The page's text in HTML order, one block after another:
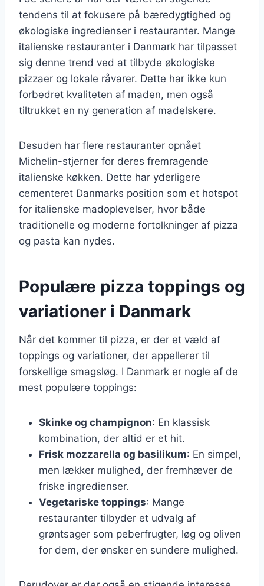
tendens til at fokusere på bæredygtighed og
økologiske ingredienser i restauranter. Mange
italienske restauranter i Danmark har tilpasset
sig denne trend ved at tilbyde økologiske
pizzaer og lokale råvarer. Dette har ikke kun
forbedret kvaliteten af maden, men også
tiltrukket en ny generation af madelskere.
Desuden har flere restauranter opnået
Michelin-stjerner for deres fremragende
italienske køkken. Dette har yderligere
cementeret Danmarks position som et hotspot
for italienske madoplevelser, hvor både
traditionelle og moderne fortolkninger af pizza
og pasta kan nydes.
Populære pizza toppings og
variationer i Danmark
Når det kommer til pizza, er der et væld af
toppings og variationer, der appellerer til
forskellige smagsløg. I Danmark er nogle af de
mest populære toppings:
Skinke og champignon: En klassisk
kombination, der altid er et hit.
Frisk mozzarella og basilikum: En simpel,
men lækker mulighed, der fremhæver de
friske ingredienser.
Vegetariske toppings: Mange
restauranter tilbyder et udvalg af
grøntsager som peberfrugter, løg og oliven
for dem, der ønsker en sundere mulighed.